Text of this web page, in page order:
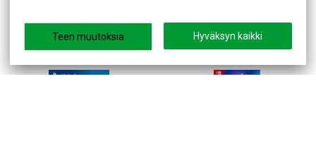
Teen muutoksia Hyväksyn kaikki